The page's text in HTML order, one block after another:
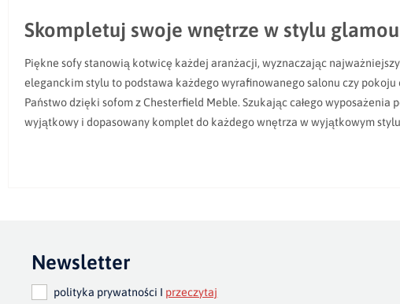
Skompletuj swoje wnętrze w stylu
Piękne sofy stanowią kotwicę każdej aranżacji, wyznaczając
eleganckim stylu to podstawa każdego wyrafinowanego salonu czy
Państwo dzięki sofom z Chesterfield Meble. Szukając całego
wyjątkowy i dopasowany komplet do każdego wnętrza w wyjątkowym
Newsletter
polityka prywatności I przeczytaj